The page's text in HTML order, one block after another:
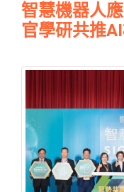
智慧機器人
官學研共推